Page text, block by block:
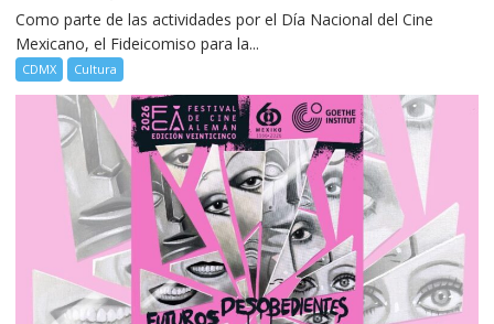
Como parte de las actividades por el Día Nacional del Cine
Mexicano, el Fideicomiso para la...
CDMX Cultura